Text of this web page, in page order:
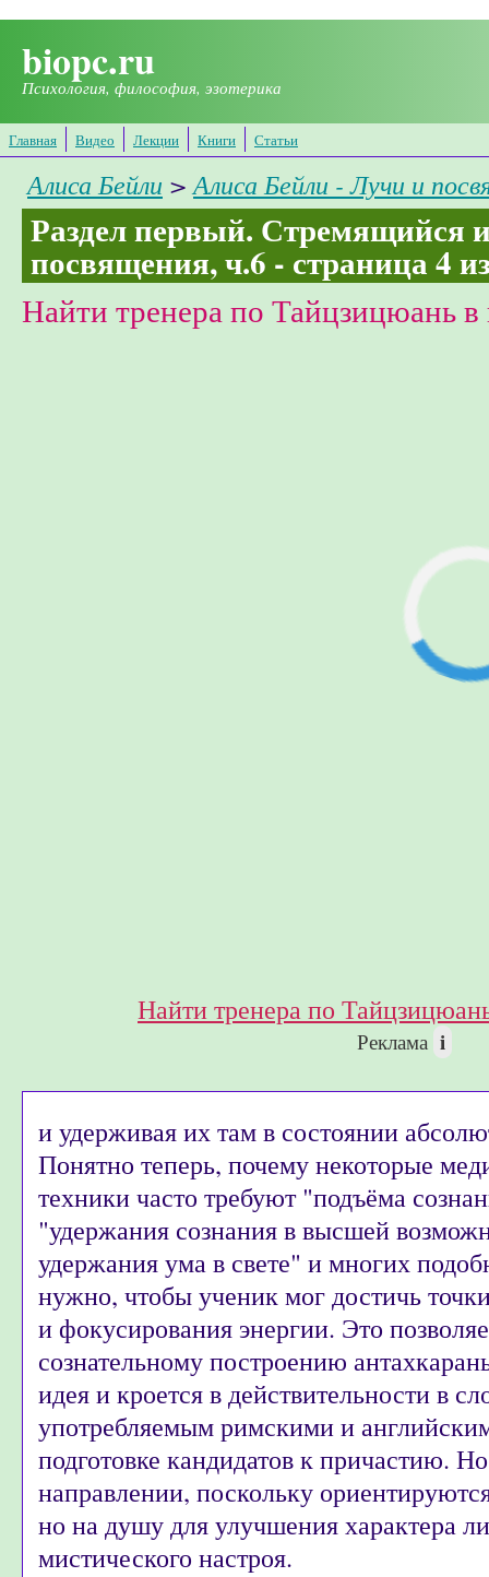
biopc.ru
Психология, философия, эзотерика
Главная Видео Лекции Книги Статьи
Алиса Бейли >Алиса Бейли - Лучи и
Раздел первый. Стремящийся
посвящения, ч.6 - страница 4
Найти тренера по Тайцзицюань
Найти тренера по
Реклама i
и удерживая их там в состоянии
Понятно теперь, почему некоторые
техники часто требуют "подъёма
"удержания сознания в высшей
удержания ума в свете" и многих
нужно, чтобы ученик мог достичь
и фокусирования энергии. Это
сознательному построению
идея и кроется в действительности в
употребляемым римскими и
подготовке кандидатов к причастию.
направлении, поскольку
но на душу для улучшения характера
мистического настроя.